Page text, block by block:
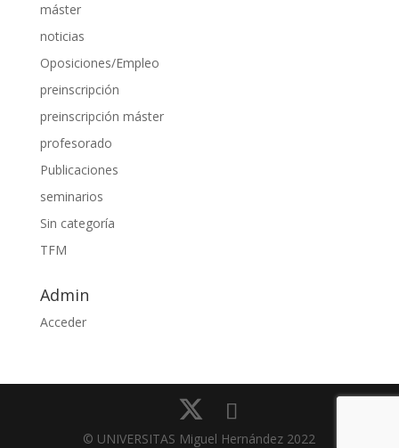
máster
noticias
Oposiciones/Empleo
preinscripción
preinscripción máster
profesorado
Publicaciones
seminarios
Sin categoría
TFM
Admin
Acceder
© UNIVERSITAS Miguel Hernández 2022